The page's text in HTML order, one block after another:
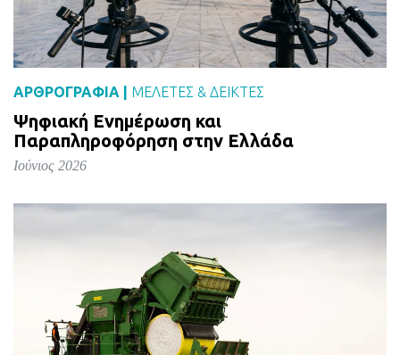
ΑΡΘΡΟΓΡΑΦΙΑ | ΜΕΛΈΤΕΣ & ΔΕΙΚΤΕΣ
Ψηφιακή Ενημέρωση και
Παραπληροφόρηση στην Ελλάδα
Ιούνιος 2026